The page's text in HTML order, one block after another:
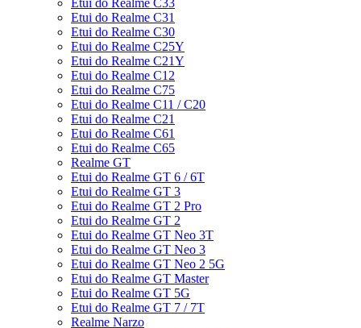
Etui do Realme C33
Etui do Realme C31
Etui do Realme C30
Etui do Realme C25Y
Etui do Realme C21Y
Etui do Realme C12
Etui do Realme C75
Etui do Realme C11 / C20
Etui do Realme C21
Etui do Realme C61
Etui do Realme C65
Realme GT
Etui do Realme GT 6 / 6T
Etui do Realme GT 3
Etui do Realme GT 2 Pro
Etui do Realme GT 2
Etui do Realme GT Neo 3T
Etui do Realme GT Neo 3
Etui do Realme GT Neo 2 5G
Etui do Realme GT Master
Etui do Realme GT 5G
Etui do Realme GT 7 / 7T
Realme Narzo